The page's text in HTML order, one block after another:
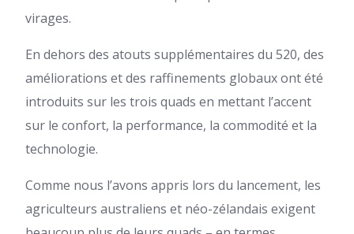
virages.
En dehors des atouts supplémentaires du 520, des
améliorations et des raffinements globaux ont été
introduits sur les trois quads en mettant l’accent
sur le confort, la performance, la commodité et la
technologie.
Comme nous l’avons appris lors du lancement, les
agriculteurs australiens et néo-zélandais exigent